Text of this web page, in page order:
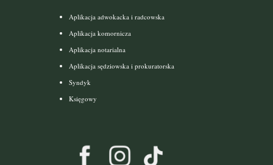
Aplikacja adwokacka i radcowska
Aplikacja komornicza
Aplikacja notarialna
Aplikacja sędziowska i prokuratorska
Syndyk
Księgowy